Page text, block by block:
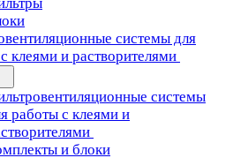
системы для
клеями и растворителями
системы
работы с клеями и
и блоки